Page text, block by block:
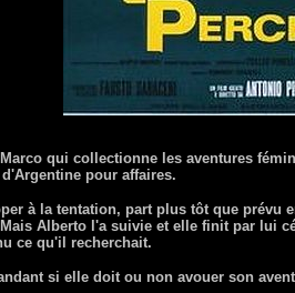
qui collectionne les aventures
pour affaires.
à la tentation, part plus tôt que prévu
Alberto l'a suivie et elle finit par lui
ce qu'il recherchait.
si elle doit ou non avouer son